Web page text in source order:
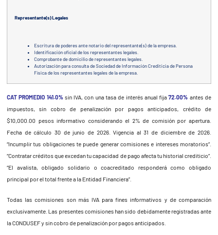
Representante(s) Legales
Escritura de poderes ante notario del representante(s) de la empresa.
Identificación oficial de los representantes legales.
Comprobante de domicilio de representantes legales.
Autorización para consulta de Sociedad de Información Crediticia de Persona
Física de los representantes legales de la empresa.
CAT PROMEDIO 141.0%sin IVA, con una tasa de interés anual fija72.00% antes de
impuestos, sin cobro de penalización por pagos anticipados, crédito de
$10,000.00 pesos informativo considerando el 2% de comisión por apertura.
Fecha de cálculo 30 de junio de 2026. Vigencia al 31 de diciembre de 2026.
“Incumplir tus obligaciones te puede generar comisiones e intereses moratorios”.
“Contratar créditos que excedan tu capacidad de pago afecta tu historial crediticio”.
“El avalista, obligado solidario o coacreditado responderá como obligado
principal por el total frente a la Entidad Financiera”.
Todas las comisiones son más IVA para fines informativos y de comparación
exclusivamente. Las presentes comisiones han sido debidamente registradas ante
la CONDUSEF y sin cobro de penalización por pagos anticipados.